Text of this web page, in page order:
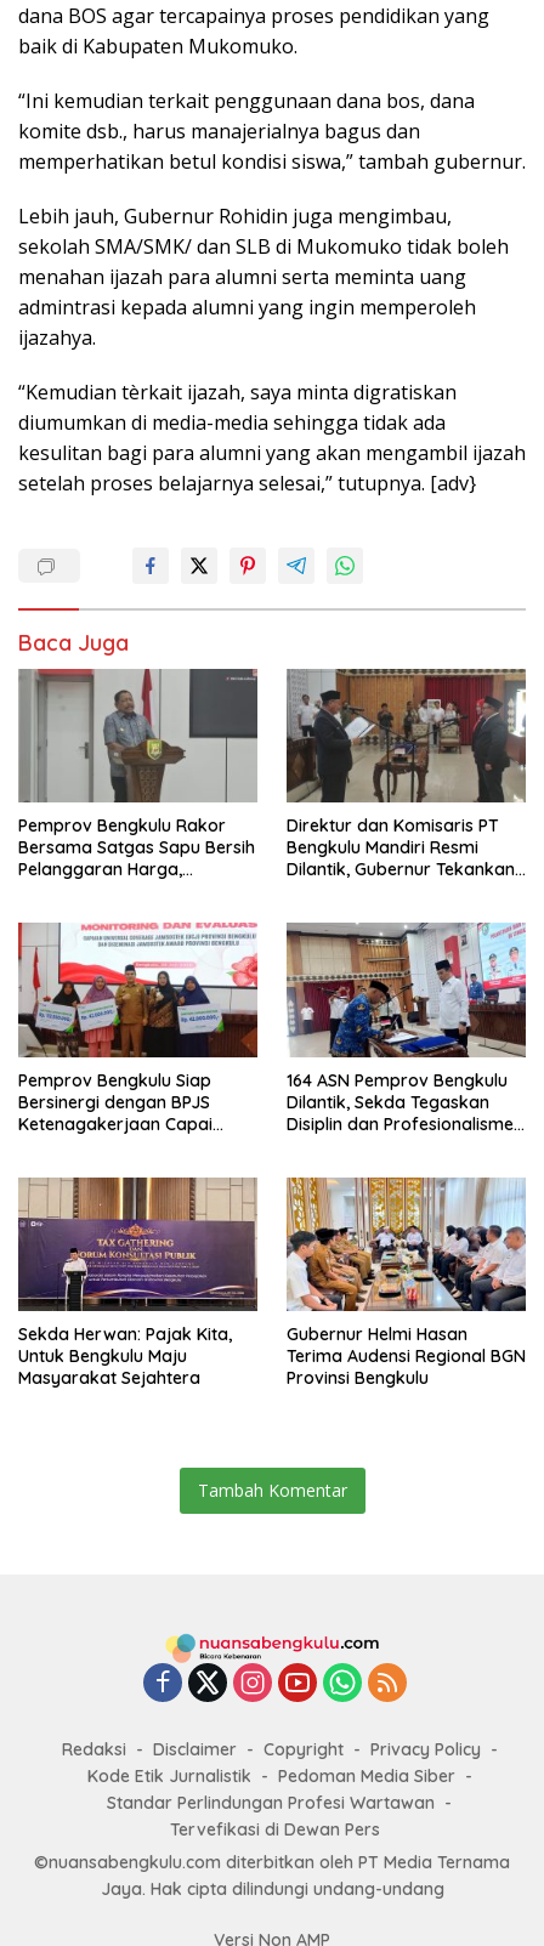
dana BOS agar tercapainya proses pendidikan yang
baik di Kabupaten Mukomuko.
“Ini kemudian terkait penggunaan dana bos, dana
komite dsb., harus manajerialnya bagus dan
memperhatikan betul kondisi siswa,” tambah gubernur.
Lebih jauh, Gubernur Rohidin juga mengimbau,
sekolah SMA/SMK/ dan SLB di Mukomuko tidak boleh
menahan ijazah para alumni serta meminta uang
admintrasi kepada alumni yang ingin memperoleh
ijazahya.
“Kemudian tèrkait ijazah, saya minta digratiskan
diumumkan di media-media sehingga tidak ada
kesulitan bagi para alumni yang akan mengambil ijazah
setelah proses belajarnya selesai,” tutupnya. [adv}
Baca Juga
Pemprov Bengkulu Rakor
Bersama Satgas Sapu Bersih
Pelanggaran Harga,
Masih Jadi Sorotan
Direktur dan Komisaris PT
Bengkulu Mandiri Resmi
Dilantik, Gubernur Tekankan
Pemprov Bengkulu Siap
Bersinergi dengan BPJS
Ketenagakerjaan Capai
164 ASN Pemprov Bengkulu
Dilantik, Sekda Tegaskan
Disiplin dan Profesionalisme
Sekda Herwan: Pajak Kita,
Untuk Bengkulu Maju
Masyarakat Sejahtera
Gubernur Helmi Hasan
Terima Audensi Regional BGN
Provinsi Bengkulu
Tambah Komentar
Redaksi Disclaimer Copyright
Privacy Policy
Kode Etik Jurnalistik
Pedoman Media Siber
Standar Perlindungan Profesi Wartawan
Tervefikasi di Dewan Pers
©nuansabengkulu.com diterbitkan oleh PT Media Ternama
Jaya. Hak cipta dilindungi undang-undang
Versi Non AMP